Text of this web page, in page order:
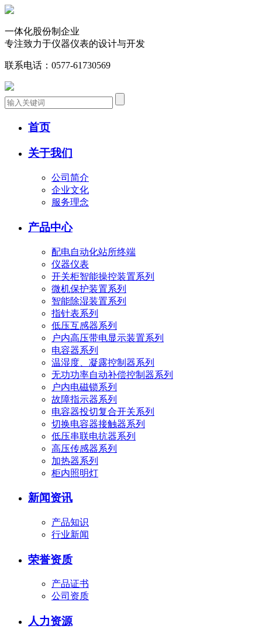
一体化股份制企业
专注致力于仪器仪表的设计与开发
联系电话： 0577-61730569
首页
关于我们
公司简介
企业文化
服务理念
产品中心
配电自动化站所终端
仪器仪表
开关柜智能操控装置系列
微机保护装置系列
智能除湿装置系列
指针表系列
低压互感器系列
户内高压带电显示装置系列
电容器系列
温湿度、凝露控制器系列
无功功率自动补偿控制器系列
户内电磁锁系列
故障指示器系列
电容器投切复合开关系列
切换电容器接触器系列
低压串联电抗器系列
高压传感器系列
加热器系列
柜内照明灯
新闻资讯
产品知识
行业新闻
荣誉资质
产品证书
公司资质
人力资源